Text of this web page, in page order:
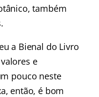
também
a Bienal do Livro
e
pouco neste
então, é bom